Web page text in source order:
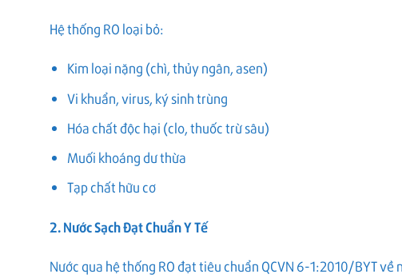
Hệ thống RO loại bỏ:
Kim loại nặng (chì, thủy ngân, asen)
Vi khuẩn, virus, ký sinh trùng
Hóa chất độc hại (clo, thuốc trừ sâu)
Muối khoáng dư thừa
Tạp chất hữu cơ
2. Nước Sạch Đạt Chuẩn Y Tế
Nước qua hệ thống RO đạt tiêu chuẩn QCVN 6-1:2010/BYT